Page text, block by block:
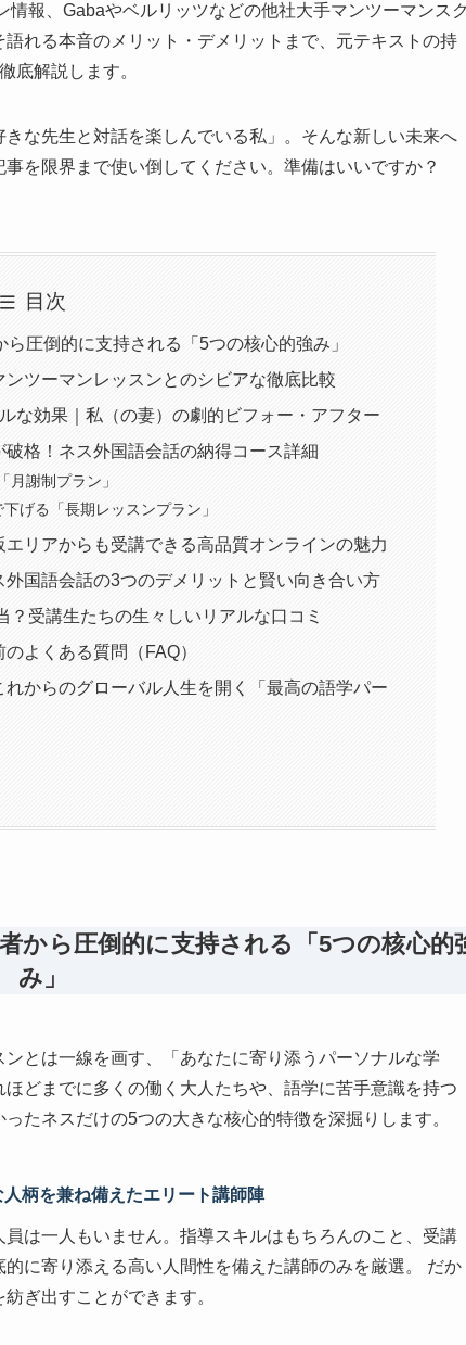
報、Gabaやベルリッツなどの他社大手マンツーマンス
れる本音のメリット・デメリットまで、元テキストの持
底解説します。
な先生と対話を楽しんでいる私」。そんな新しい未来へ
を限界まで使い倒してください。準備はいいですか？
目次
圧倒的に支持される「5つの核心的強み」
ツーマンレッスンとのシビアな徹底比較
な効果｜私（の妻）の劇的ビフォー・アフター
破格！ネス外国語会話の納得コース詳細
謝制プラン」
げる「長期レッスンプラン」
リアからも受講できる高品質オンラインの魅力
外国語会話の3つのデメリットと賢い向き合い方
？受講生たちの生々しいリアルな口コミ
よくある質問（FAQ）
からのグローバル人生を開く「最高の語学パー
から圧倒的に支持される「5つの核心的
み」
とは一線を画す、「あなたに寄り添うパーソナルな学
どまでに多くの働く大人たちや、語学に苦手意識を持つ
たネスだけの5つの大きな核心的特徴を深掘りします。
柄を兼ね備えたエリート講師陣
は一人もいません。指導スキルはもちろんのこと、受講
的に寄り添える高い人間性を備えた講師のみを厳選。 だか
ぎ出すことができます。